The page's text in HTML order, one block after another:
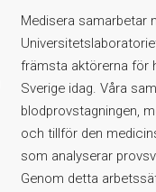
Medisera samarbetar
främsta aktörerna för
Sverige idag. Våra
blodprovstagningen,
och tillför den
som analyserar
Genom detta